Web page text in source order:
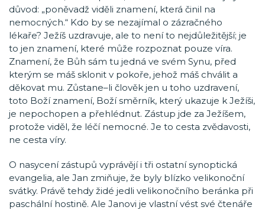
důvod: „poněvadž viděli znamení, která činil na
nemocných.“ Kdo by se nezajímal o zázračného
lékaře? Ježíš uzdravuje, ale to není to nejdůležitější; je
to jen znamení, které může rozpoznat pouze víra.
Znamení, že Bůh sám tu jedná ve svém Synu, před
kterým se máš sklonit v pokoře, jehož máš chválit a
děkovat mu. Zůstane–li člověk jen u toho uzdravení,
toto Boží znamení, Boží směrník, který ukazuje k Ježíši,
je nepochopen a přehlédnut. Zástup jde za Ježíšem,
protože viděl, že léčí nemocné. Je to cesta zvědavosti,
ne cesta víry.
O nasycení zástupů vyprávějí i tři ostatní synoptická
evangelia, ale Jan zmiňuje, že byly blízko velikonoční
svátky. Právě tehdy židé jedli velikonočního beránka při
paschální hostině. Ale Janovi je vlastní vést své čtenáře